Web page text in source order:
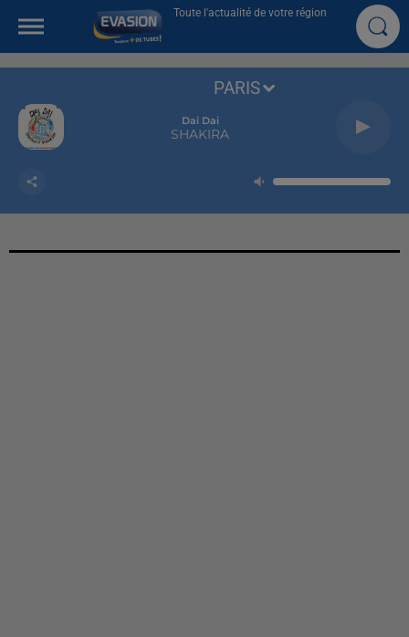
Toute l'actualité de votre région
Dai Dai
SHAKIRA
PARIS